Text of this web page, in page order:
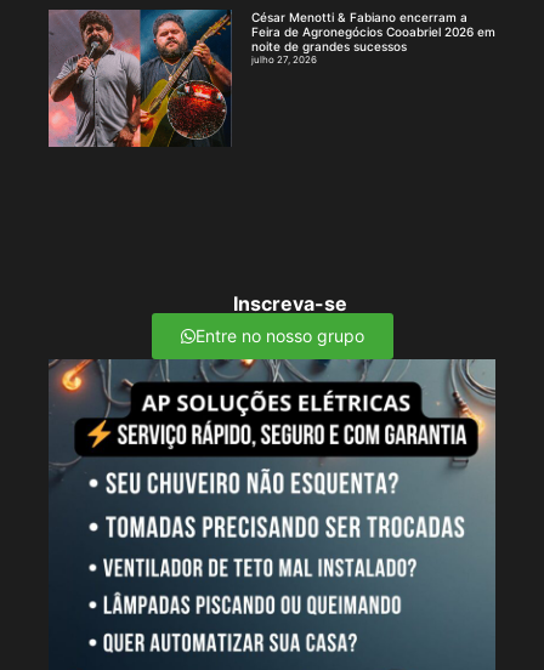
César Menotti & Fabiano encerram a
Feira de Agronegócios Cooabriel 2026 em
noite de grandes sucessos
julho 27, 2026
Inscreva-se
Entre no nosso grupo